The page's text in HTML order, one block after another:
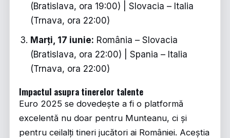
(Bratislava, ora 19:00) | Slovacia – Italia
(Trnava, ora 22:00)
Marți, 17 iunie: România – Slovacia
(Bratislava, ora 22:00) | Spania – Italia
(Trnava, ora 22:00)
Impactul asupra tinerelor talente
Euro 2025 se dovedește a fi o platformă
excelentă nu doar pentru Munteanu, ci și
pentru ceilalți tineri jucători ai României. Aceștia